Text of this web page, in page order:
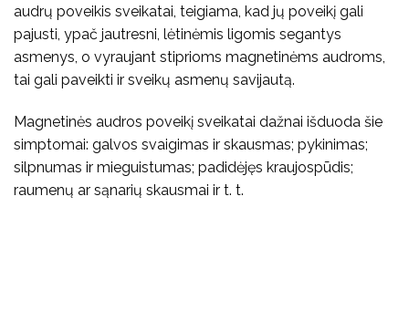
audrų poveikis sveikatai, teigiama, kad jų poveikį gali
pajusti, ypač jautresni, lėtinėmis ligomis segantys
asmenys, o vyraujant stiprioms magnetinėms audroms,
tai gali paveikti ir sveikų asmenų savijautą.
Magnetinės audros poveikį sveikatai dažnai išduoda šie
simptomai: galvos svaigimas ir skausmas; pykinimas;
silpnumas ir mieguistumas; padidėjęs kraujospūdis;
raumenų ar sąnarių skausmai ir t. t.